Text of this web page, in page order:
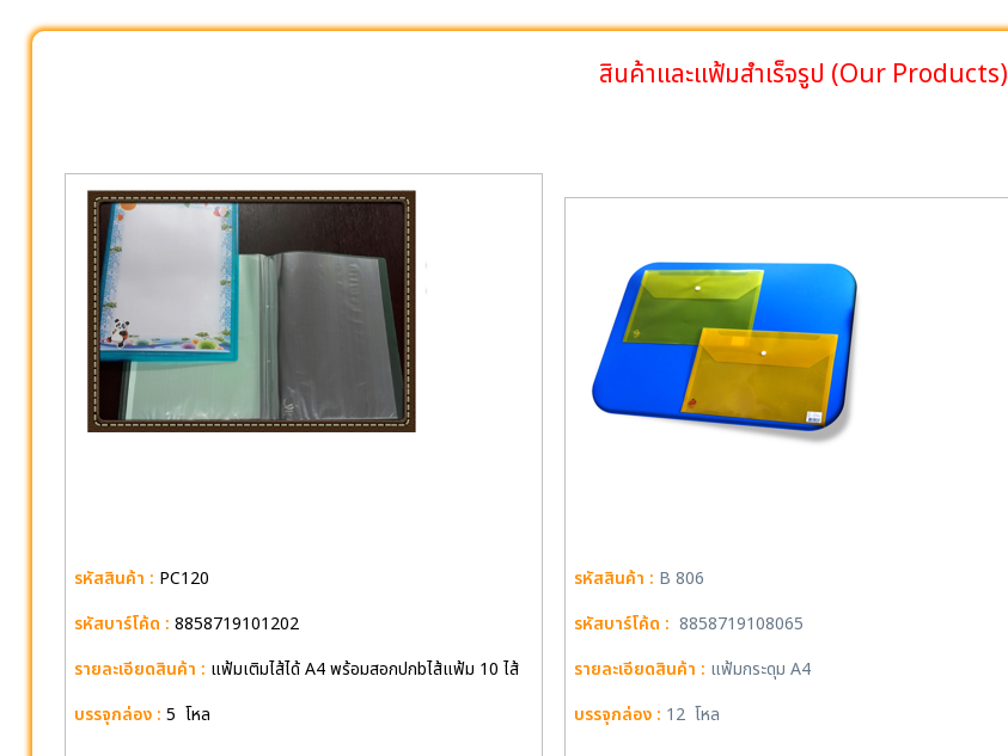
สินค้าและแฟ้มสำเร็จรูป (Our Products)
รหัสสินค้า : PC120
รหัสบาร์โค้ด : 8858719101202
รายละเอียดสินค้า : แฟ้มเติมไส้ได้ A4 พร้อมสอกปกbไส้แฟ้ม 10 ไส้
บรรจุกล่อง : 5 โหล
รหัสสินค้า : B 806
รหัสบาร์โค้ด : 8858719108065
รายละเอียดสินค้า : แฟ้มกระดุม A4
บรรจุกล่อง : 12 โหล